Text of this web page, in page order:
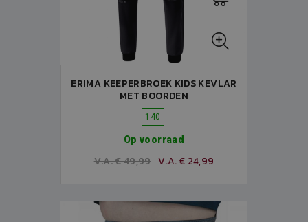
ERIMA KEEPERBROEK KIDS KEVLAR
MET BOORDEN
140
Op voorraad
V.A. € 49,99 V.A. € 24,99